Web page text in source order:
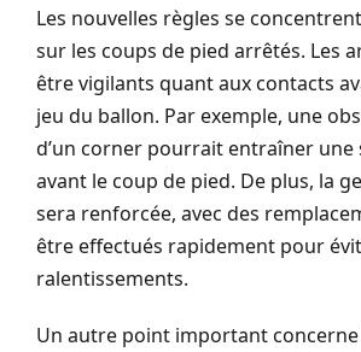
Les nouvelles règles se
sur les coups de pied arrêtés. Les
être vigilants quant aux contacts
jeu du ballon. Par exemple, une
d’un corner pourrait entraîner une
avant le coup de pied. De plus, la
sera renforcée, avec des
être effectués rapidement pour
ralentissements.
Un autre point important concerne